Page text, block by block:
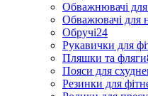
Обважнювачі
Обважювачі для
Обручі24
Рукавички для
Пляшки та фляги
Пояси для
Резинки для